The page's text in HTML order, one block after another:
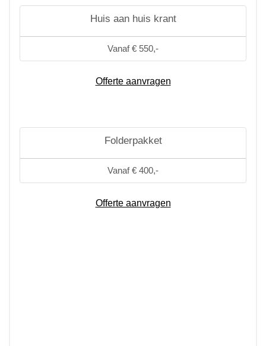
Huis aan huis krant
Vanaf € 550,-
Offerte aanvragen
Folderpakket
Vanaf € 400,-
Offerte aanvragen